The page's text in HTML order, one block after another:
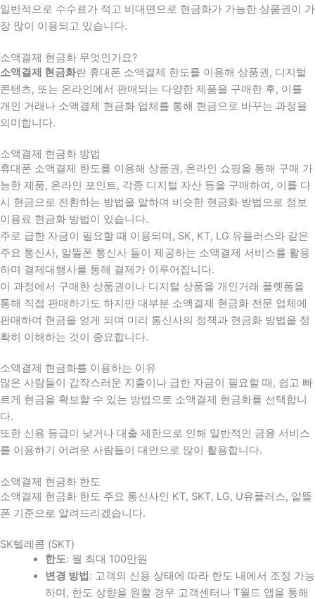
일반적으로 수수료가 적고 비대면으로 현금화가 가능한 상품권이 가
장 많이 이용되고 있습니다.
소액결제 현금화 무엇인가요?
소액결제 현금화란 휴대폰 소액결제 한도를 이용해 상품권, 디지털
콘텐츠, 또는 온라인에서 판매되는 다양한 제품을 구매한 후, 이를
개인 거래나 소액결제 현금화 업체를 통해 현금으로 바꾸는 과정을
의미합니다.
소액결제 현금화 방법
휴대폰 소액결제 한도를 이용해 상품권, 온라인 쇼핑을 통해 구매 가
능한 제품, 온라인 포인트, 각종 디지털 자산 등을 구매하여, 이를 다
시 현금으로 전환하는 방법을 말하며 비슷한 현금화 방법으로 정보
이용료 현금화 방법이 있습니다.
주로 급한 자금이 필요할 때 이용되며, SK, KT, LG 유플러스와 같은
주요 통신사, 알뜰폰 통신사 들이 제공하는 소액결제 서비스를 활용
하며 결제대행사를 통해 결제가 이루어집니다.
이 과정에서 구매한 상품권이나 디지털 상품을 개인거래 플렛폼을
통해 직접 판매하기도 하지만 대부분 소액결제 현금화 전문 업체에
판매하여 현금을 얻게 되며 미리 통신사의 정책과 현금화 방법을 정
확히 이해하는 것이 중요합니다.
소액결제 현금화를 이용하는 이유
많은 사람들이 갑작스러운 지출이나 급한 자금이 필요할 때 , 쉽고 빠
르게 현금을 확보할 수 있는 방법으로 소액결제 현금화를 선택합니
다.
또한 신용 등급이 낮거나 대출 제한으로 인해 일반적인 금융 서비스
를 이용하기 어려운 사람들이 대안으로 많이 활용합니다.
소액결제 현금화 한도
소액결제 현금화 한도 주요 통신사인 KT, SKT, LG, U유플러스, 알뜰
폰 기준으로 알려드리겠습니다.
SK텔레콤 (SKT)
한도: 월 최대 100만원
변경 방법 : 고객의 신용 상태에 따라 한도 내에서 조정 가능
하며, 한도 상향을 원할 경우 고객센터나 T월드 앱을 통해